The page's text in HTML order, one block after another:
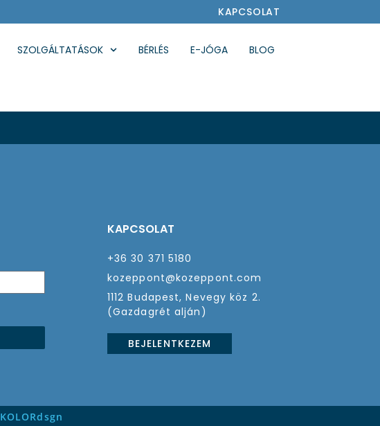
KAPCSOLAT
SZOLGÁLTATÁSOK BÉRLÉS E-JÓGA BLOG
KAPCSOLAT
+36 30 371 5180
kozeppont@kozeppont.com
1112 Budapest, Nevegy köz 2.
(Gazdagrét alján)
BEJELENTKEZEM
KOLORdsgn